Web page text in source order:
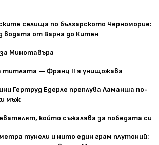
селища по българското Черноморие:
водата от Варна до Китен
Минотавъра
титлата — Франц II я унищожава
Гертруд Едерле преплува Ламанша по-
мъж
който съжалява за победата си
тунели и нито един грам плутоний: